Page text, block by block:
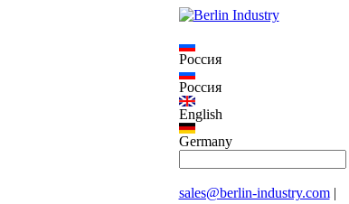
Россия
Россия
English
Germany
sales@berlin-industry.com|